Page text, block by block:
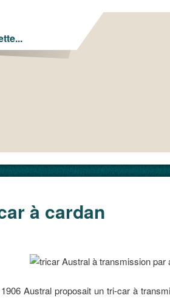
à cardan
Austral proposait un tri-car à